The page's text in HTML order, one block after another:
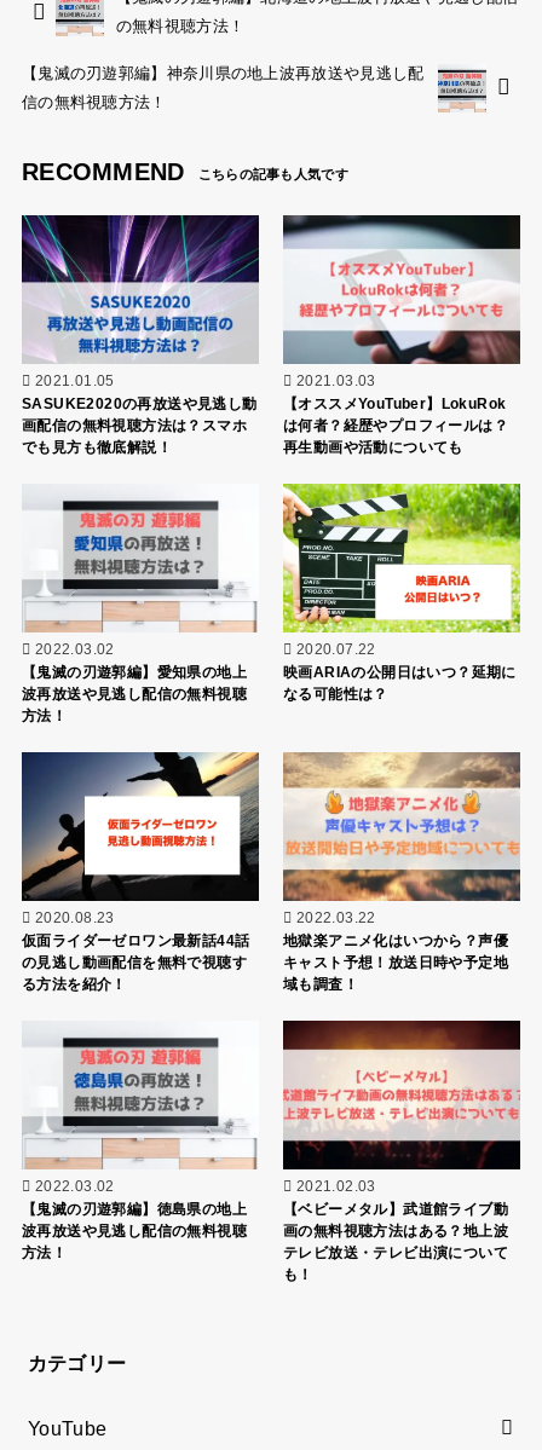
の無料視聴方法！
【鬼滅の刃遊郭編】神奈川県の地上波再放送や見逃し配
信の無料視聴方法！
RECOMMEND
2021.01.05
SASUKE2020の再放送や見逃し動
画配信の無料視聴方法は？スマホ
でも見方も徹底解説！
2021.03.03
【オススメYouTuber】LokuRok
は何者？経歴やプロフィールは？
再生動画や活動についても
2022.03.02
【鬼滅の刃遊郭編】愛知県の地上
波再放送や見逃し配信の無料視聴
方法！
2020.07.22
映画ARIAの公開日はいつ？延期に
なる可能性は？
2020.08.23
仮面ライダーゼロワン最新話44話
の見逃し動画配信を無料で視聴す
る方法を紹介！
2022.03.22
地獄楽アニメ化はいつから？声優
キャスト予想！放送日時や予定地
域も調査！
2022.03.02
【鬼滅の刃遊郭編】徳島県の地上
波再放送や見逃し配信の無料視聴
方法！
2021.02.03
【ベビーメタル】武道館ライブ動
画の無料視聴方法はある？地上波
テレビ放送・テレビ出演について
も！
カテゴリー
YouTube